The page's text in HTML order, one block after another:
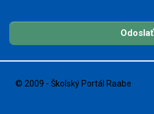
Odoslať
© 2009 - Školský Portál Raabe